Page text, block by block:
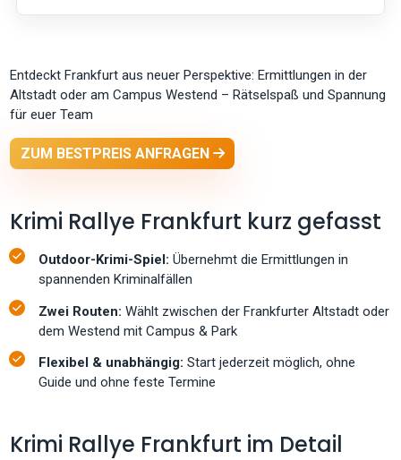
Entdeckt Frankfurt aus neuer Perspektive: Ermittlungen in der
Altstadt oder am Campus Westend – Rätselspaß und Spannung
für euer Team
ZUM BESTPREIS ANFRAGEN
Krimi Rallye Frankfurt kurz gefasst
Outdoor-Krimi-Spiel:Übernehmt die Ermittlungen in
spannenden Kriminalfällen
Zwei Routen:Wählt zwischen der Frankfurter Altstadt oder
dem Westend mit Campus & Park
Flexibel & unabhängig:Start jederzeit möglich, ohne
Guide und ohne feste Termine
Krimi Rallye Frankfurt im Detail